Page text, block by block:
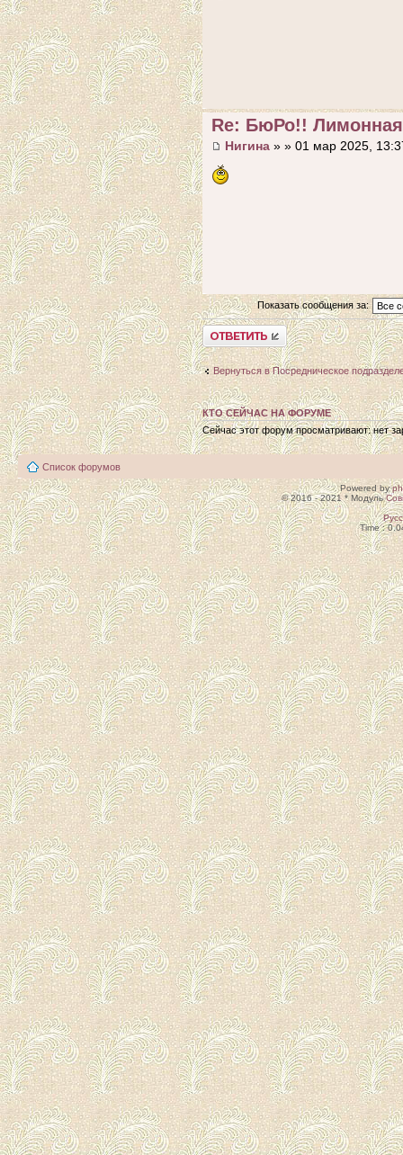
Re: БюРо!! Лимонная
Нигина » » 01 мар 2025,
Показать сообщения за:
Ответить
Вернуться в Посредническое
КТО СЕЙЧАС НА ФОРУМЕ
Сейчас этот форум просматривают: нет
Список форумов
Powered by
© 2016 - 2021 * Модуль
Time :